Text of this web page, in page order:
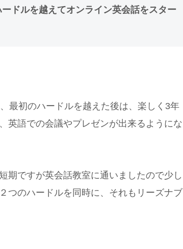
ドルを越えてオンライン英会話をスター
最初のハードルを越えた後は、楽しく3年
英語での会議やプレゼンが出来るようにな
期ですが英会話教室に通いましたので少し
つのハードルを同時に、それもリーズナブ